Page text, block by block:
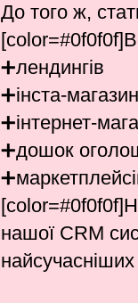
До того ж,
➕лендингів
➕інста-
➕інтернет-
➕дошок
нашої CRM
найсучасніших